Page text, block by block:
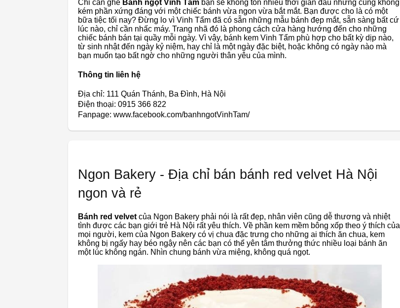
Chỉ cần ghé Bánh ngọt Vinh Tẩm bạn sẽ không tốn nhiều thời gian đâu nhưng cũng không
kém phần xứng đáng với một chiếc bánh vừa ngon vừa bắt mắt. Bạn được cho là có một
bữa tiệc tối nay? Đừng lo vì Vinh Tẩm đã có sẵn những mẫu bánh đẹp mắt, sẵn sàng bất cứ
lúc nào, chỉ cần nhấc máy. Trang nhã đó là phong cách cửa hàng hướng đến cho những
chiếc bánh bán tại quầy mỗi ngày. Vì vậy, bánh kem Vinh Tẩm phù hợp cho bất kỳ dịp nào,
từ sinh nhật đến ngày kỷ niệm, hay chỉ là một ngày đặc biệt, hoặc không có ngày nào mà
bạn muốn tạo bất ngờ cho những người thân yêu của mình.
Thông tin liên hệ
Địa chỉ: 111 Quán Thánh, Ba Đình, Hà Nội
Điện thoại: 0915 366 822
Fanpage: www.facebook.com/banhngotVinhTam/
Ngon Bakery - Địa chỉ bán bánh red velvet Hà Nội
ngon và rẻ
Bánh red velvet của Ngon Bakery phải nói là rất đẹp, nhân viên cũng dễ thương và nhiệt
tình được các bạn giới trẻ Hà Nội rất yêu thích. Về phần kem mềm bông xốp theo ý thích của
mọi người, kem của Ngon Bakery có vị chua đặc trưng cho những ai thích ăn chua, kem
không bị ngấy hay béo ngậy nên các bạn có thể yên tâm thưởng thức nhiều loại bánh ăn
một lúc không ngán. Nhìn chung bánh vừa miệng, không quá ngọt.